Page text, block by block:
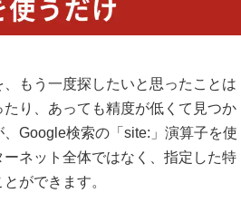
もう一度探したいと思ったことは
り、あっても精度が低くて見つか
Google検索の「site:」演算子を使
ネット全体ではなく、指定した特
ができます。